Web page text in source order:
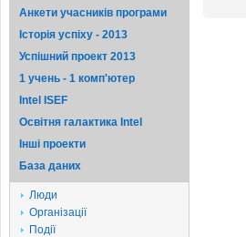
Анкети учасників програми
Історія успіху - 2013
Успішний проект 2013
1 учень - 1 комп'ютер
Intel ISEF
Освітня галактика Intel
Iншi проекти
База даних
Люди
Організації
Події